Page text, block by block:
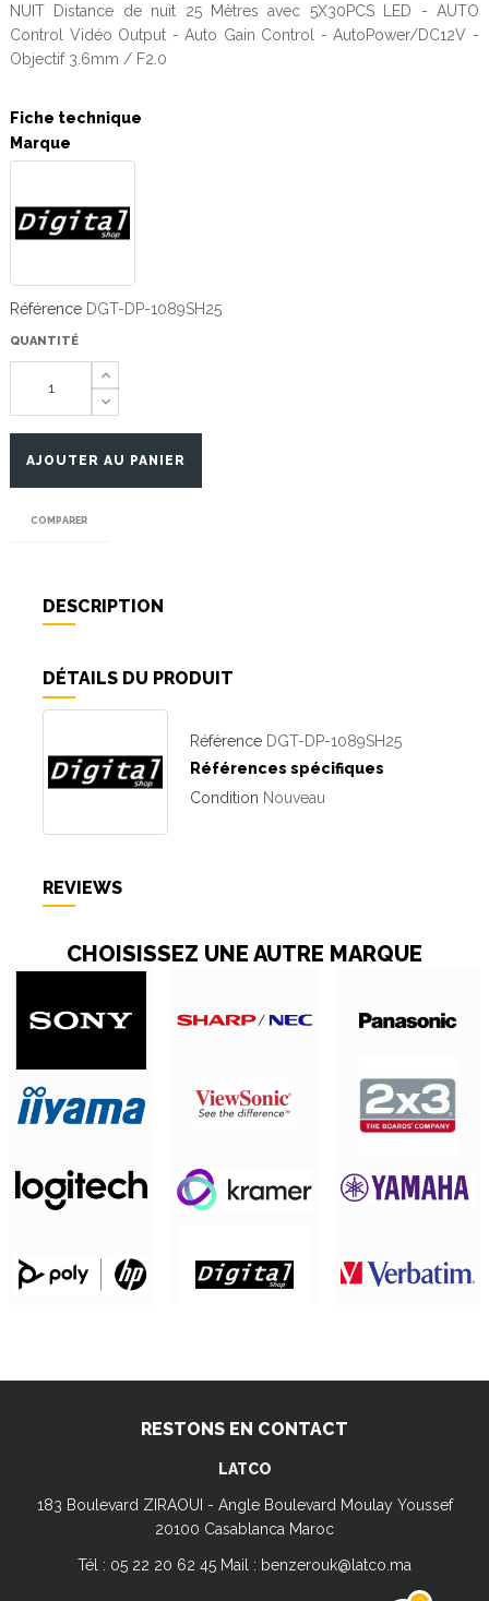
NUIT Distance de nuit 25 Mètres avec 5X30PCS LED - AUTO
Control Vidéo Output - Auto Gain Control - AutoPower/DC12V -
Objectif 3.6mm / F2.0
Fiche technique
Marque
Référence DGT-DP-1089SH25
QUANTITÉ
AJOUTER AU PANIER
COMPARER
DESCRIPTION
DÉTAILS DU PRODUIT
Référence DGT-DP-1089SH25
Références spécifiques
Condition Nouveau
REVIEWS
CHOISISSEZ UNE AUTRE MARQUE
RESTONS EN CONTACT
LATCO
183 Boulevard ZIRAOUI - Angle Boulevard Moulay Youssef
20100 Casablanca Maroc
Tél : 05 22 20 62 45 Mail : benzerouk@latco.ma